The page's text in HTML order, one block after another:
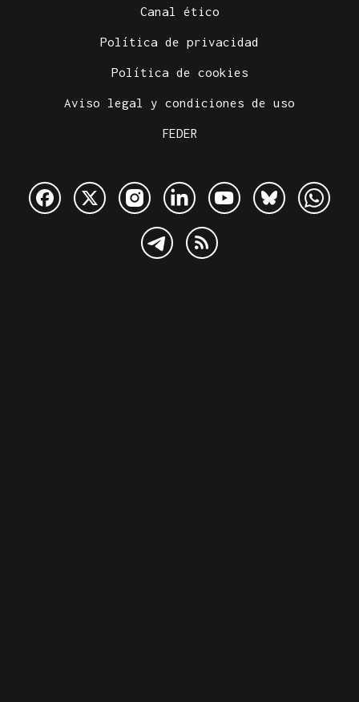
Canal ético
Política de privacidad
Política de cookies
Aviso legal y condiciones de uso
FEDER